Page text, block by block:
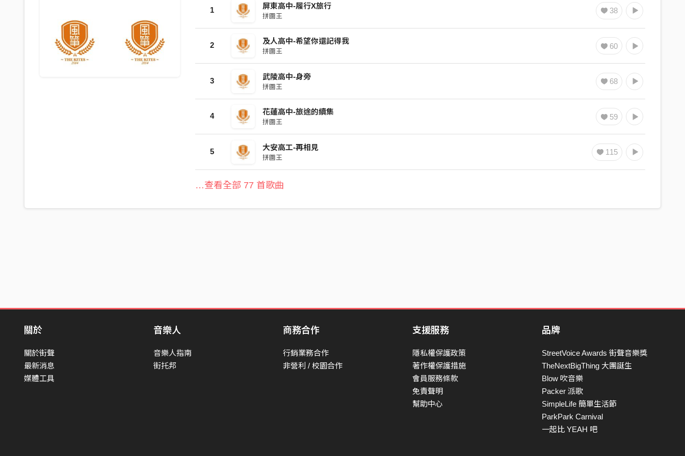
1 屏東高中-履行X旅行
拼圖王
38
2 及人高中-希望你還記得我
拼圖王
60
3 武陵高中-身旁
拼圖王
68
4 花蓮高中-旅途的續集
拼圖王
59
5 大安高工-再相見
拼圖王
115
…查看全部 77 首歌曲
關於
關於街聲
最新消息
媒體工具
音樂人
音樂人指南
街托邦
商務合作
行銷業務合作
非營利 / 校園合作
支援服務
隱私權保護政策
著作權保護措施
會員服務條款
免責聲明
幫助中心
品牌
StreetVoice Awards 街聲音樂獎
TheNextBigThing 大團誕生
Blow 吹音樂
Packer 派歌
SimpleLife 簡單生活節
ParkPark Carnival
一起比 YEAH 吧